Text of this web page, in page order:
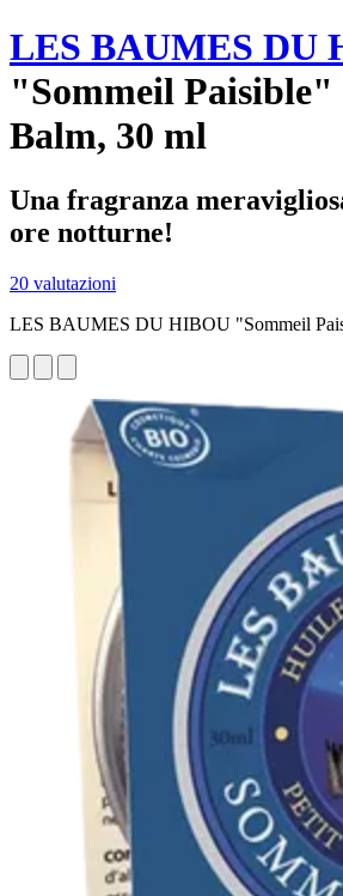
LES BAUMES DU
"Sommeil Paisible"
Balm, 30 ml
Una fragranza
ore notturne!
20 valutazioni
LES BAUMES DU HIBOU "Sommeil